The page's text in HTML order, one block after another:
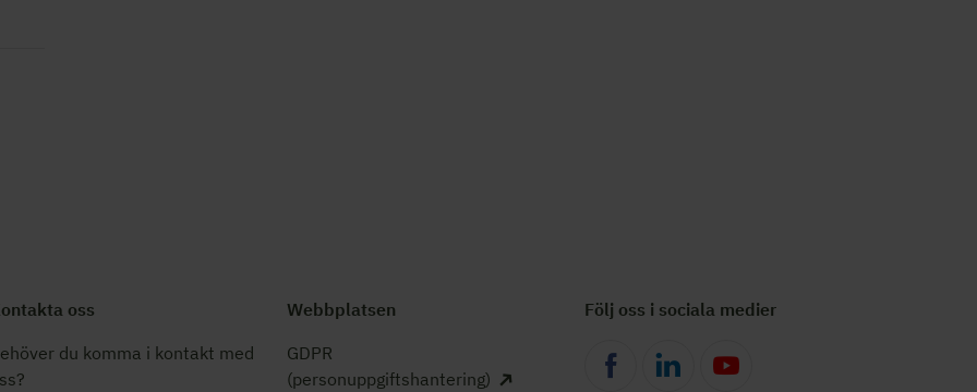
oss
du komma i kontakt med
Webbplatsen
GDPR
(personuppgiftshantering)
Följ oss i sociala medier